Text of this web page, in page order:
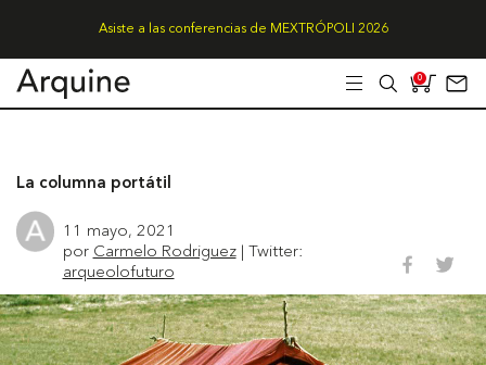
Asiste a las conferencias de MEXTRÓPOLI 2026
0
La columna portátil
11 mayo, 2021
por Carmelo Rodriguez| Twitter:
arqueolofuturo